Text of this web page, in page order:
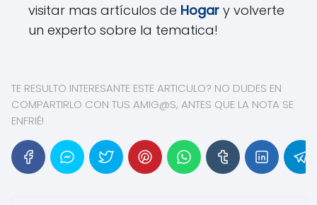
visitar mas artículos de Hogar y volverte
un experto sobre la tematica!
TE RESULTO INTERESANTE ESTE ARTICULO? NO DUDES EN
COMPARTIRLO CON TUS AMIG@S, ANTES QUE LA NOTA SE
ENFRIÉ!